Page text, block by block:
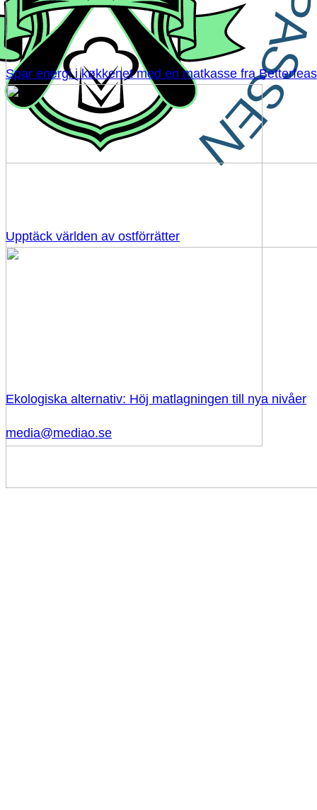
Spar energi i køkkenet med en matkasse fra
Upptäck världen av ostförrätter
Ekologiska alternativ: Höj matlagningen till nya nivåer
media@mediao.se